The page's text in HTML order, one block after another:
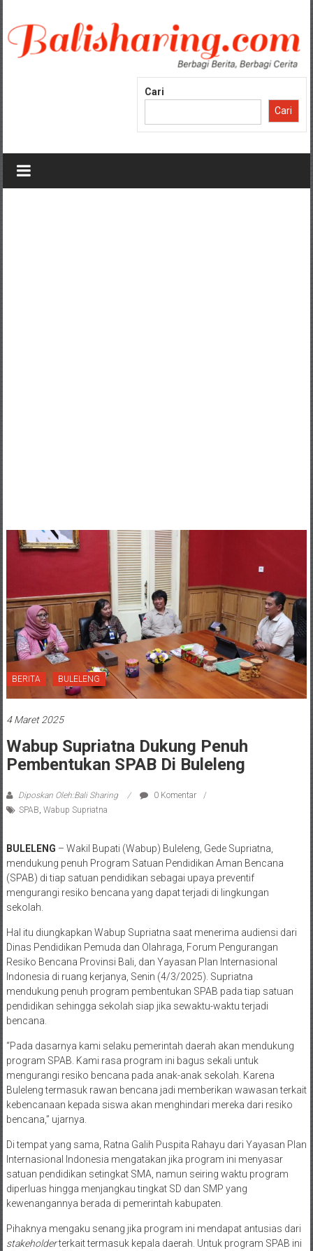
konten
Cari
Cari
BERITA BULELENG
4 Maret 2025
Wabup Supriatna Dukung Penuh
Pembentukan SPAB Di Buleleng
Diposkan Oleh:Bali Sharing
0 Komentar
SPAB Wabup Supriatna
BULELENG – Wakil Bupati (Wabup) Buleleng, Gede Supriatna,
mendukung penuh Program Satuan Pendidikan Aman Bencana
(SPAB) di tiap satuan pendidikan sebagai upaya preventif
mengurangi resiko bencana yang dapat terjadi di lingkungan
sekolah.
Hal itu diungkapkan Wabup Supriatna saat menerima audiensi dari
Dinas Pendidikan Pemuda dan Olahraga, Forum Pengurangan
Resiko Bencana Provinsi Bali, dan Yayasan Plan Internasional
Indonesia di ruang kerjanya, Senin (4/3/2025). Supriatna
mendukung penuh program pembentukan SPAB pada tiap satuan
pendidikan sehingga sekolah siap jika sewaktu-waktu terjadi
bencana.
“Pada dasarnya kami selaku pemerintah daerah akan mendukung
program SPAB. Kami rasa program ini bagus sekali untuk
mengurangi resiko bencana pada anak-anak sekolah. Karena
Buleleng termasuk rawan bencana jadi memberikan wawasan terkait
kebencanaan kepada siswa akan menghindari mereka dari resiko
bencana,” ujarnya.
Di tempat yang sama, Ratna Galih Puspita Rahayu dari Yayasan Plan
Internasional Indonesia mengatakan jika program ini menyasar
satuan pendidikan setingkat SMA, namun seiring waktu program
diperluas hingga menjangkau tingkat SD dan SMP yang
kewenangannya berada di pemerintah kabupaten.
Pihaknya mengaku senang jika program ini mendapat antusias dari
stakeholderterkait termasuk kepala daerah. Untuk program SPAB ini